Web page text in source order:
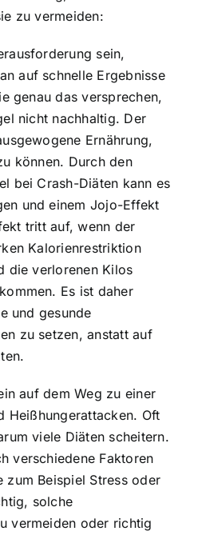
zu vermeiden:
sein,
auf schnelle Ergebnisse
genau das versprechen,
nicht nachhaltig. Der
Ernährung,
können. Durch den
bei Crash-Diäten kann es
und einem Jojo-Effekt
tritt auf, wenn der
Kalorienrestriktion
die verlorenen Kilos
Es ist daher
und gesunde
zu setzen, anstatt auf
auf dem Weg zu einer
Heißhungerattacken. Oft
viele Diäten scheitern.
verschiedene Faktoren
zum Beispiel Stress oder
solche
vermeiden oder richtig